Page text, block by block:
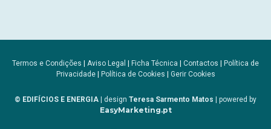
Termos e Condições | Aviso Legal | Ficha Técnica | Contactos | Política de
Privacidade| Política de Cookies | Gerir Cookies
© EDIFÍCIOS E ENERGIA | design Teresa Sarmento Matos | powered by
EasyMarketing.pt